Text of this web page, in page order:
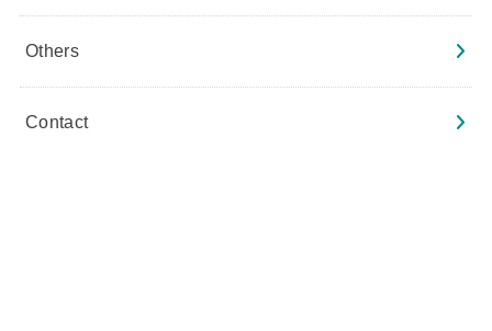
Others
Contact